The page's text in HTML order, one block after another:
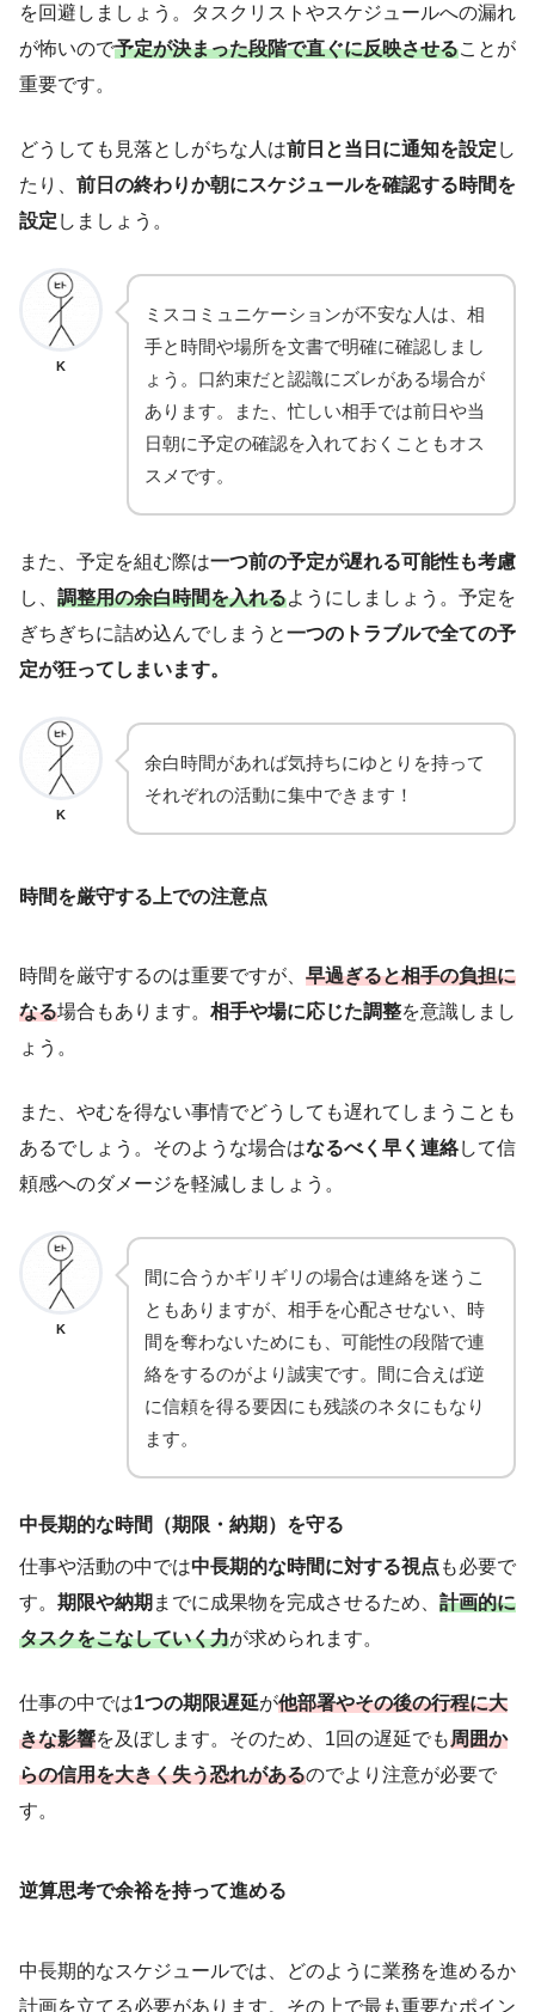
を回避しましょう。タスクリストやスケジュールへの漏れ
が怖いので予定が決まった段階で直ぐに反映させることが
重要です。
どうしても見落としがちな人は前日と当日に通知を設定 し
たり、 前日の終わりか朝にスケジュールを確認する時間を
設定 しましょう。
K
ミスコミュニケーションが不安な人は、相
手と時間や場所を文書で明確に確認しまし
ょう。口約束だと認識にズレがある場合が
あります。また、忙しい相手では前日や当
日朝に予定の確認を入れておくこともオス
スメです。
また、予定を組む際は一つ前の予定が遅れる可能性も考慮
し、 調整用の余白時間を入れるようにしましょう。予定を
ぎちぎちに詰め込んでしまうと一つのトラブルで全ての予
定が狂ってしまいます。
K
余白時間があれば気持ちにゆとりを持って
それぞれの活動に集中できます！
時間を厳守する上での注意点
時間を厳守するのは重要ですが、 早過ぎると相手の負担に
なる場合もあります。 相手や場に応じた調整を意識しまし
ょう。
また、やむを得ない事情でどうしても遅れてしまうことも
あるでしょう。そのような場合はなるべく早く連絡して信
頼感へのダメージを軽減しましょう。
K
間に合うかギリギリの場合は連絡を迷うこ
ともありますが、相手を心配させない、時
間を奪わないためにも、可能性の段階で連
絡をするのがより誠実です。間に合えば逆
に信頼を得る要因にも残談のネタにもなり
ます。
中長期的な時間（期限・納期）を守る
仕事や活動の中では中長期的な時間に対する視点 も必要で
す。 期限や納期 までに成果物を完成させるため、 計画的に
タスクをこなしていく力が求められます。
仕事の中では1つの期限遅延が他部署やその後の行程に大
きな影響を及ぼします。そのため、1回の遅延でも周囲か
らの信用を大きく失う恐れがあるのでより注意が必要で
す。
逆算思考で余裕を持って進める
中長期的なスケジュールでは、どのように業務を進めるか
計画を立てる必要があります。その上で最も重要なポイン